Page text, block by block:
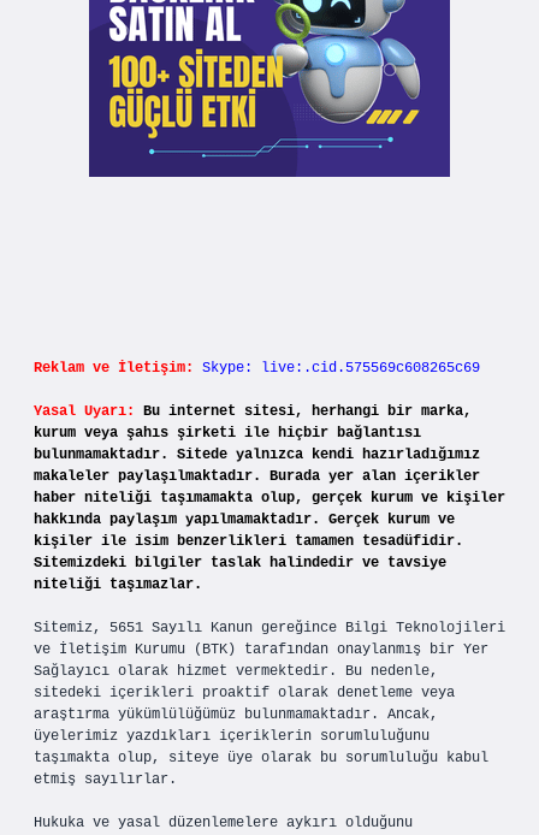
Reklam ve İletişim: Skype: live:.cid.575569c608265c69
Yasal Uyarı:
Bu internet sitesi, herhangi bir marka,
kurum veya şahıs şirketi ile hiçbir bağlantısı
bulunmamaktadır. Sitede yalnızca kendi hazırladığımız
makaleler paylaşılmaktadır. Burada yer alan içerikler
haber niteliği taşımamakta olup, gerçek kurum ve kişiler
hakkında paylaşım yapılmamaktadır. Gerçek kurum ve
kişiler ile isim benzerlikleri tamamen tesadüfidir.
Sitemizdeki bilgiler taslak halindedir ve tavsiye
niteliği taşımazlar.
Sitemiz, 5651 Sayılı Kanun gereğince Bilgi Teknolojileri
ve İletişim Kurumu (BTK) tarafından onaylanmış bir Yer
Sağlayıcı olarak hizmet vermektedir. Bu nedenle,
sitedeki içerikleri proaktif olarak denetleme veya
araştırma yükümlülüğümüz bulunmamaktadır. Ancak,
üyelerimiz yazdıkları içeriklerin sorumluluğunu
taşımakta olup, siteye üye olarak bu sorumluluğu kabul
etmiş sayılırlar.
Hukuka ve yasal düzenlemelere aykırı olduğunu